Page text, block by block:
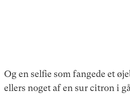
Og en selfie som fangede et
ellers noget af en sur citron i